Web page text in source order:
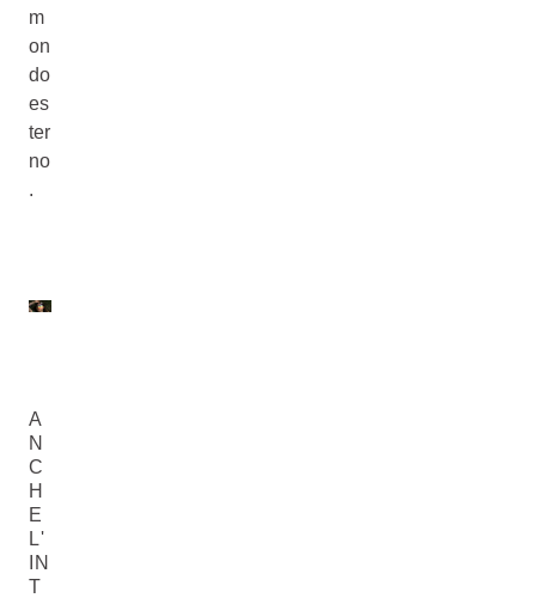
m
on
do
es
ter
no
.
A
N
C
H
E
L'
IN
T